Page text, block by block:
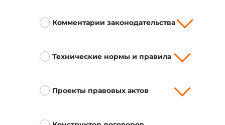
Комментарии законодательства
Технические нормы и правила
Проекты правовых актов